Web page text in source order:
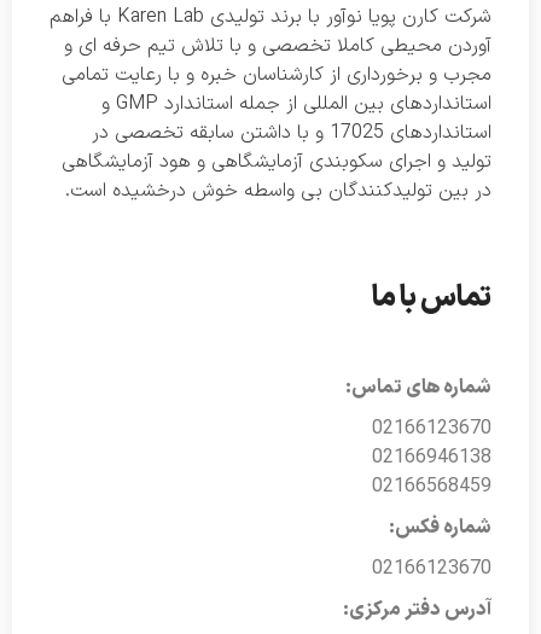
تماس با ما
شماره های تماس:
02166123670
02166946138
02166568459
شماره فکس:
02166123670
آدرس دفتر مرکزی:
شرکت کارن پویا نوآور با برند تولیدی Karen Lab با فراهم
آوردن محیطی کاملا تخصصی و با تلاش تیم حرفه ای و
مجرب و برخورداری از کارشناسان خبره و با رعایت تمامی
استانداردهای بین المللی از جمله استاندارد GMP و
استانداردهای 17025 و با داشتن سابقه تخصصی در
تولید و اجرای سکوبندی آزمایشگاهی و هود آزمایشگاهی
در بین تولیدکنندگان بی واسطه خوش درخشیده است.